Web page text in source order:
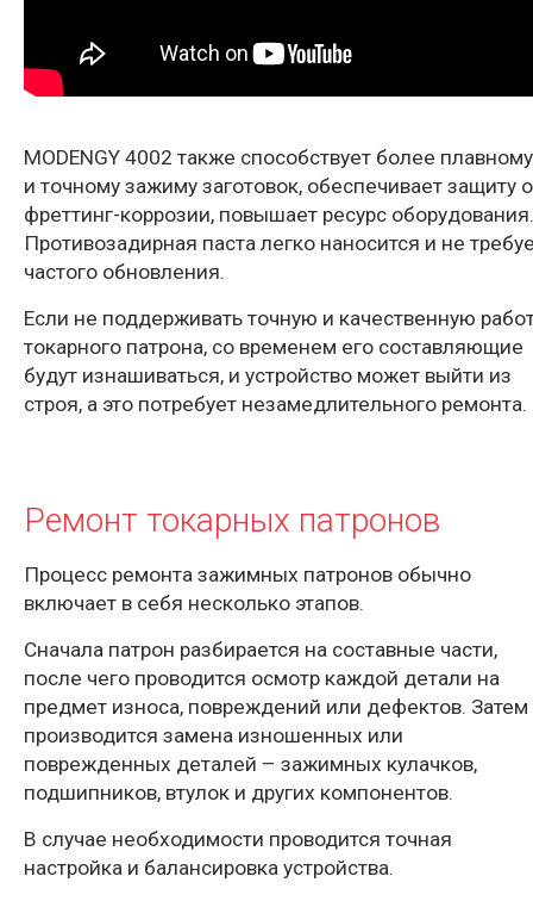
MODENGY 4002 также способствует более плавному
и точному зажиму заготовок, обеспечивает защиту
фреттинг-коррозии, повышает ресурс оборудования.
Противозадирная паста легко наносится и не
частого обновления.
Если не поддерживать точную и качественную
токарного патрона, со временем его составляющие
будут изнашиваться, и устройство может выйти из
строя, а это потребует незамедлительного ремонта.
Ремонт токарных патронов
Процесс ремонта зажимных патронов обычно
включает в себя несколько этапов.
Сначала патрон разбирается на составные части,
после чего проводится осмотр каждой детали на
предмет износа, повреждений или дефектов. Затем
производится замена изношенных или
поврежденных деталей – зажимных кулачков,
подшипников, втулок и других компонентов.
В случае необходимости проводится точная
настройка и балансировка устройства.